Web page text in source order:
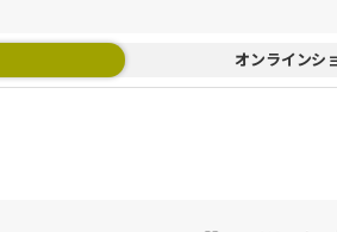
オンラインシ